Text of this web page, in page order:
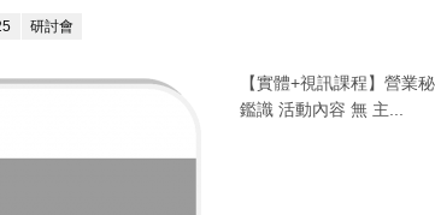
研討會
【實體+視訊課程】營業
鑑識 活動內容 無 主...